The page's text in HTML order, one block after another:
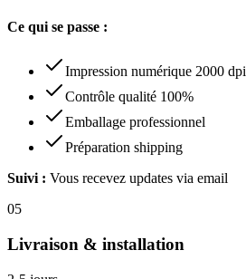
Ce qui se passe :
Impression numérique 2000 dpi
Contrôle qualité 100%
Emballage professionnel
Préparation shipping
Suivi : Vous recevez updates via email
05
Livraison & installation